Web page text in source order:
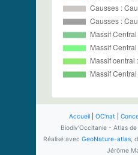
Accueil| OC'nat|
Biodiv'Occitanie - Atlas
Réalisé avec GeoNature-atlas ,
Jérôme